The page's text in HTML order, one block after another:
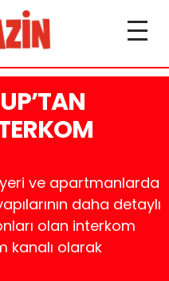
ve apartmanlarda
daha detaylı
olan interkom
kanalı olarak